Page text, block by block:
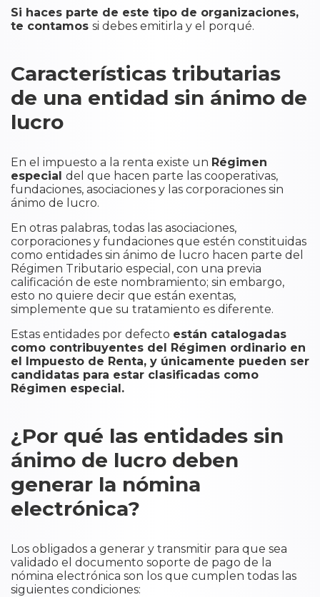
Si haces parte de este tipo de organizaciones,
te contamos si debes emitirla y el porqué.
Características tributarias
de una entidad sin ánimo de
lucro
En el impuesto a la renta existe un Régimen
especial del que hacen parte las cooperativas,
fundaciones, asociaciones y las corporaciones sin
ánimo de lucro.
En otras palabras, todas las asociaciones,
corporaciones y fundaciones que estén constituidas
como entidades sin ánimo de lucro hacen parte del
Régimen Tributario especial, con una previa
calificación de este nombramiento; sin embargo,
esto no quiere decir que están exentas,
simplemente que su tratamiento es diferente.
Estas entidades por defecto están catalogadas
como contribuyentes del Régimen ordinario en
el Impuesto de Renta, y únicamente pueden ser
candidatas para estar clasificadas como
Régimen especial.
¿Por qué las entidades sin
ánimo de lucro deben
generar la nómina
electrónica?
Los obligados a generar y transmitir para que sea
validado el documento soporte de pago de la
nómina electrónica son los que cumplen todas las
siguientes condiciones: